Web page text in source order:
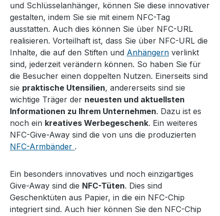
und Schlüsselanhänger, können Sie diese innovativer
gestalten, indem Sie sie mit einem NFC-Tag
ausstatten. Auch dies können Sie über NFC-URL
realisieren. Vorteilhaft ist, dass Sie über NFC-URL die
Inhalte, die auf den Stiften und Anhängern verlinkt
sind, jederzeit verändern können. So haben Sie für
die Besucher einen doppelten Nutzen. Einerseits sind
sie praktische Utensilien, andererseits sind sie
wichtige Träger der neuesten und aktuellsten
Informationen zu Ihrem Unternehmen. Dazu ist es
noch ein kreatives Werbegeschenk. Ein weiteres
NFC-Give-Away sind die von uns die produzierten
NFC-Armbänder .
Ein besonders innovatives und noch einzigartiges
Give-Away sind die NFC-Tüten. Dies sind
Geschenktüten aus Papier, in die ein NFC-Chip
integriert sind. Auch hier können Sie den NFC-Chip